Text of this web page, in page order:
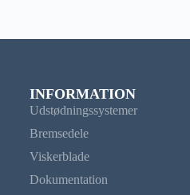
INFORMATION
Udstødningssystemer
Bremsedele
Viskerblade
Dokumentation